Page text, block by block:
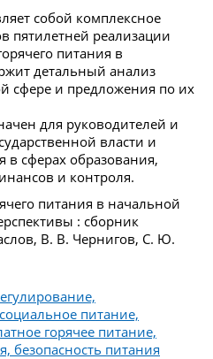
собой комплексное
пятилетней реализации
питания в
детальный анализ
сфере и предложения по их
для руководителей и
власти и
в сферах образования,
и контроля.
питания в начальной
: сборник
В. В. Чернигов, С. Ю.
питание,
горячее питание,
безопасность питания